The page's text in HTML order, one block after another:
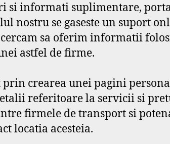
si informati suplimentare,
nostru se gaseste un suport
sa oferim informatii
astfel de firme.
crearea unei pagini
referitoare la servicii si
firmele de transport si
locatia acesteia.